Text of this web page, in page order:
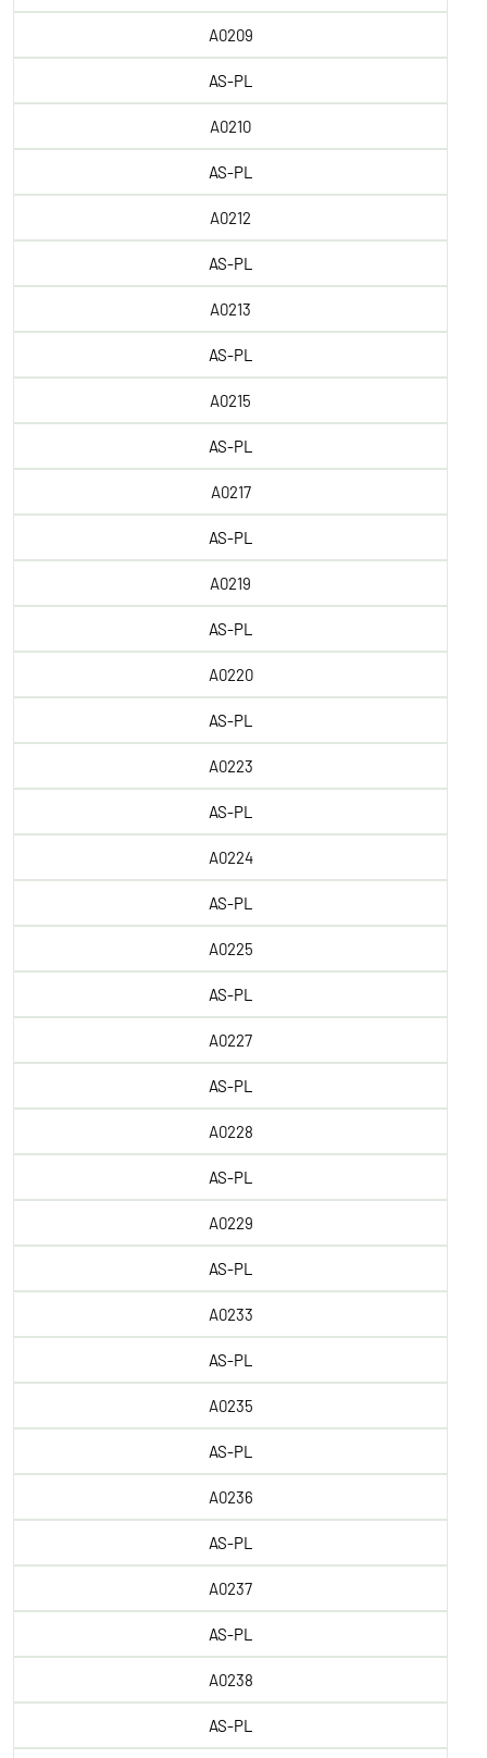
A0209
AS-PL
A0210
AS-PL
A0212
AS-PL
A0213
AS-PL
A0215
AS-PL
A0217
AS-PL
A0219
AS-PL
A0220
AS-PL
A0223
AS-PL
A0224
AS-PL
A0225
AS-PL
A0227
AS-PL
A0228
AS-PL
A0229
AS-PL
A0233
AS-PL
A0235
AS-PL
A0236
AS-PL
A0237
AS-PL
A0238
AS-PL